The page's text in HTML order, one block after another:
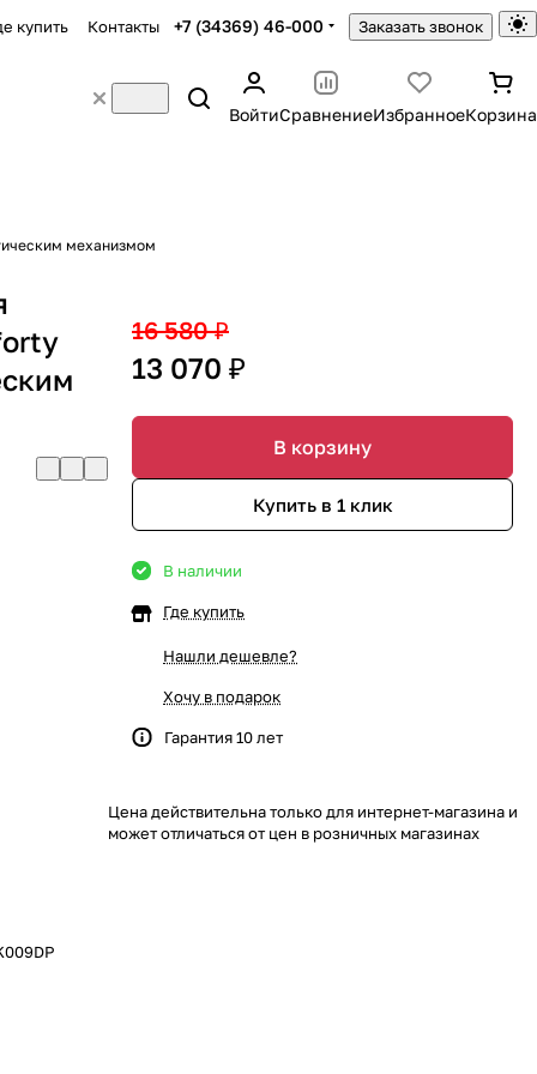
купить Контакты +7 (34369) 46-000 Заказать звонок
ВойтиСравнениеИзбранноеКорзина
механизмом
16 580 ₽
13 070 ₽
В корзину
Купить в 1 клик
В наличии
Где купить
Нашли дешевле?
Хочу в подарок
Гарантия 10 лет
Цена действительна только для интернет-магазина и
может отличаться от цен в розничных магазинах